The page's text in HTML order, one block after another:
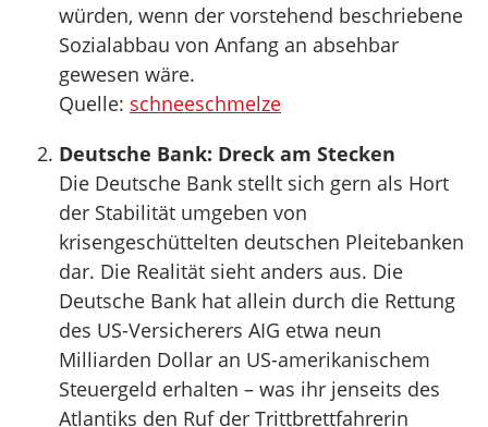
würden, wenn der vorstehend beschriebene
Sozialabbau von Anfang an absehbar
gewesen wäre.
Quelle: schneeschmelze
Deutsche Bank: Dreck am Stecken
Die Deutsche Bank stellt sich gern als Hort
der Stabilität umgeben von
krisengeschüttelten deutschen Pleitebanken
dar. Die Realität sieht anders aus. Die
Deutsche Bank hat allein durch die Rettung
des US-Versicherers AIG etwa neun
Milliarden Dollar an US-amerikanischem
Steuergeld erhalten – was ihr jenseits des
Atlantiks den Ruf der Trittbrettfahrerin